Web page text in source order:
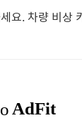
요. 차량 비상